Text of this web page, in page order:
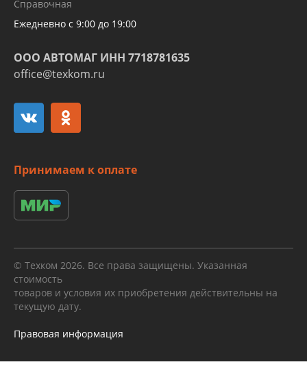
алюминиевых трубок и штуцеров
Справочная
Ежедневно с 9:00 до 19:00
ООО АВТОМАГ ИНН 7718781635
office@texkom.ru
Принимаем к оплате
© Техком 2026. Все права защищены. Указанная
стоимость
товаров и условия их приобретения действительны на
текущую дату.
Правовая информация